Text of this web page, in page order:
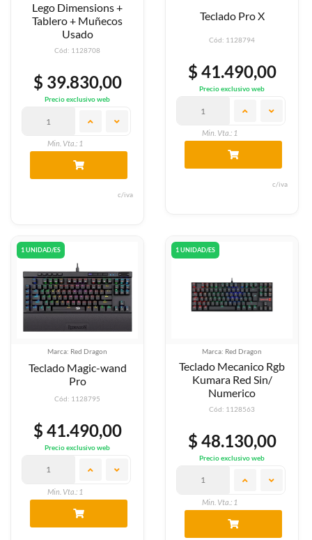
Lego Dimensions +
Tablero + Muñecos
Usado
Cód: 1128708
$ 39.830,00
Precio exclusivo web
Min. Vta.: 1
c/iva
Teclado Pro X
Cód: 1128794
$ 41.490,00
Precio exclusivo web
Min. Vta.: 1
c/iva
1 UNIDAD/ES
Marca: Red Dragon
Teclado Magic-wand
Pro
Cód: 1128795
$ 41.490,00
Precio exclusivo web
Min. Vta.: 1
1 UNIDAD/ES
Marca: Red Dragon
Teclado Mecanico Rgb
Kumara Red Sin/
Numerico
Cód: 1128563
$ 48.130,00
Precio exclusivo web
Min. Vta.: 1